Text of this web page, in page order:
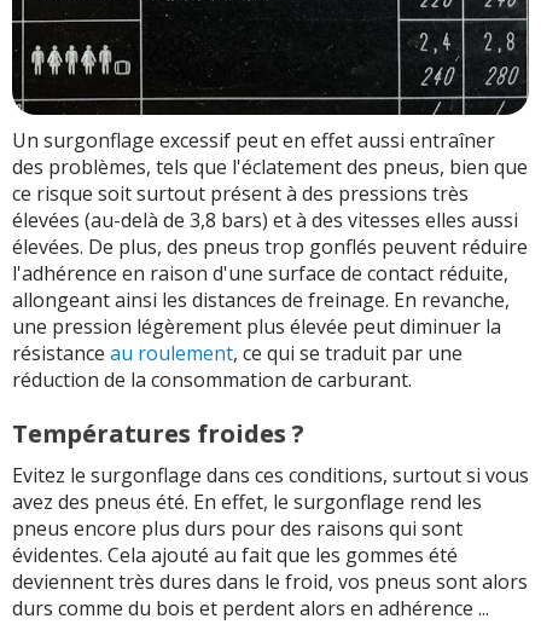
Un surgonflage excessif peut en effet aussi entraîner
des problèmes, tels que l'éclatement des pneus, bien que
ce risque soit surtout présent à des pressions très
élevées (au-delà de 3,8 bars) et à des vitesses elles aussi
élevées. De plus, des pneus trop gonflés peuvent réduire
l'adhérence en raison d'une surface de contact réduite,
allongeant ainsi les distances de freinage. En revanche,
une pression légèrement plus élevée peut diminuer la
résistance au roulement, ce qui se traduit par une
réduction de la consommation de carburant.
Températures froides ?
Evitez le surgonflage dans ces conditions, surtout si vous
avez des pneus été. En effet, le surgonflage rend les
pneus encore plus durs pour des raisons qui sont
évidentes. Cela ajouté au fait que les gommes été
deviennent très dures dans le froid, vos pneus sont alors
durs comme du bois et perdent alors en adhérence ...